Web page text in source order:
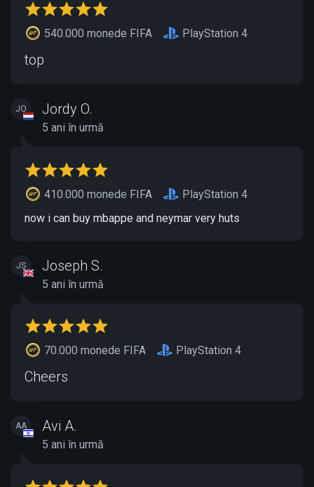
540.000 monede FIFA PlayStation 4
top
JO Jordy O.
5 ani în urmă
410.000 monede FIFA
PlayStation 4
now i can buy mbappe and neymar very huts
JS Joseph S.
5 ani în urmă
70.000 monede FIFA PlayStation 4
Cheers
AA Avi A.
5 ani în urmă